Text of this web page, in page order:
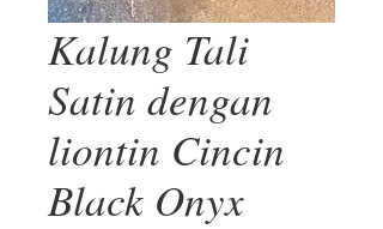
Kalung Tali
Satin dengan
liontin Cincin
Black Onyx